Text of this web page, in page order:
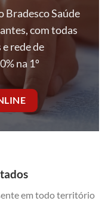
Bradesco Saúde
com todas
rede de
na 1º
em todo território